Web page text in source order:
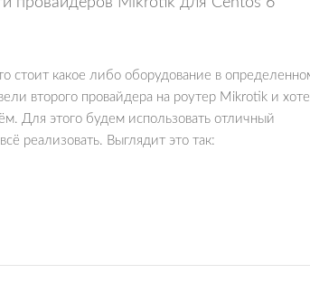
стоит какое либо оборудование в
второго провайдера на роутер Mikrotik и
Для этого будем использовать отличный
реализовать. Выглядит это так: